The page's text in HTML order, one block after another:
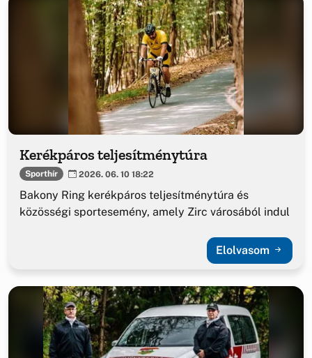
Kerékpáros teljesítménytúra
Sporthír 2026. 06. 10 18:22
Bakony Ring kerékpáros teljesítménytúra és
közösségi sportesemény, amely Zirc városából indul
Elolvasom